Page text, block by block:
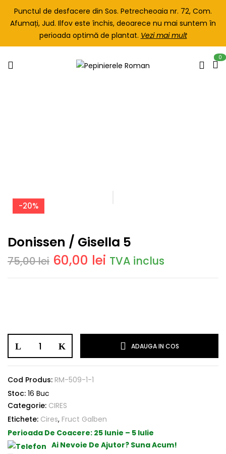
Punctul de desfacere din Sos. Petrecheoaia nr. 72, Com.
Afumați, Jud. Ilfov este închis, deoarece nu mai suntem în
perioada optimă de plantat. Vezi mai mult
0
-20%
Donissen / Gisella 5
75,00lei 60,00 lei TVA inclus
ADAUGA IN COS
Cod Produs: RM-509-1-1
Stoc: 16 Buc
Categorie: CIRES
Etichete: Cires, Fruct Galben
Perioada De Coacere: 25 Iunie – 5 Iulie
Ai Nevoie De Ajutor? Suna Acum!